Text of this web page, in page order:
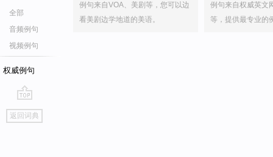
全部
音频例句
视频例句
权威例句
go
top
返回词典
例句来自VOA、美剧等，您可以边
看美剧边学地道的美语。
例句来自权威英文
等，提供最专业的